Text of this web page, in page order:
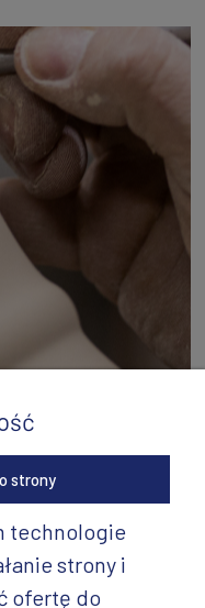
strony
technologie
strony i
ofertę do